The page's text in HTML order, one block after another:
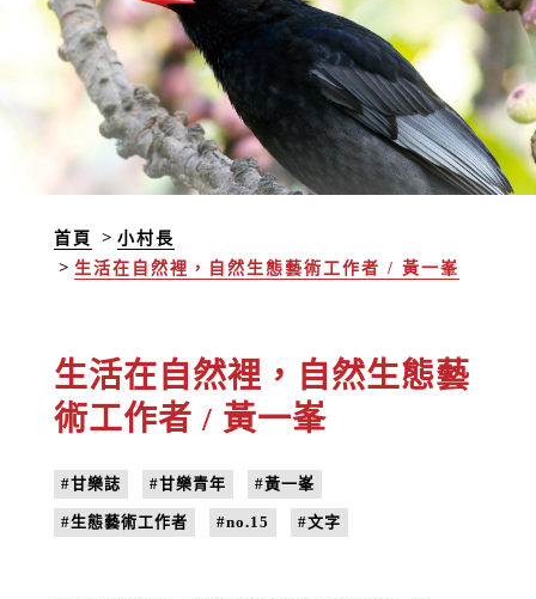
首頁
小村長
生活在自然裡，自然生態藝術工作者 / 黃一峯
生活在自然裡，自然生態藝
術工作者 / 黃一峯
#甘樂誌 #甘樂青年 #黃一峯
#生態藝術工作者 #no.15 #文字